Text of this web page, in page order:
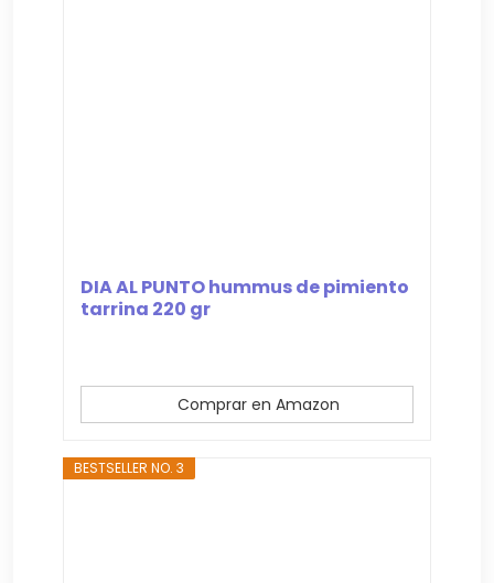
DIA AL PUNTO hummus de pimiento
tarrina 220 gr
Comprar en Amazon
BESTSELLER NO. 3